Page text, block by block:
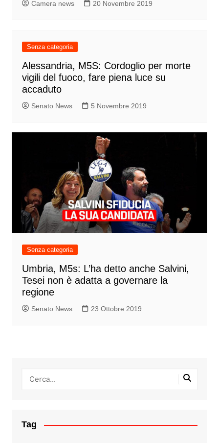
Camera news 20 Novembre 2019
Senza categoria
Alessandria, M5S: Cordoglio per morte
vigili del fuoco, fare piena luce su
accaduto
Senato News 5 Novembre 2019
Senza categoria
Umbria, M5s: L’ha detto anche Salvini,
Tesei non è adatta a governare la
regione
Senato News 23 Ottobre 2019
Tag